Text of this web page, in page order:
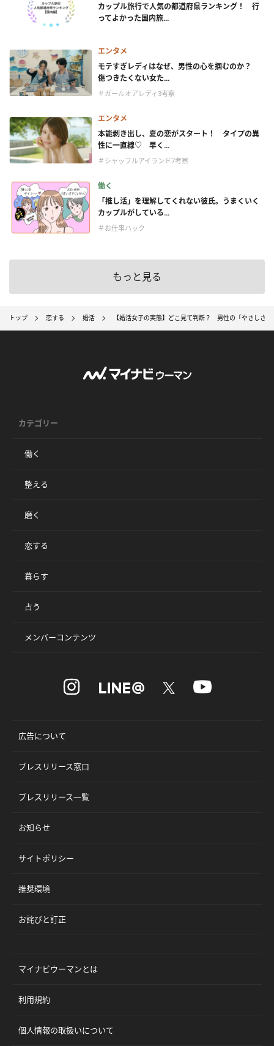
カップル旅行で人気の都道府県ランキング！ 行
ってよかった国内旅...
エンタメ
モテすぎレディはなぜ、男性の心を掴むのか？
傷つきたくない女た...
＃ガールオアレディ3考察
エンタメ
本能剥き出し、夏の恋がスタート！ タイプの異
性に一直線♡ 早く...
＃シャッフルアイランド7考察
働く
「推し活」を理解してくれない彼氏。うまくいく
カップルがしている...
＃お仕事ハック
もっと見る
トップ 恋する 婚活 【婚活女子の実態】どこ見て判断？ 男性の「やさしさ
カテゴリー
働く
整える
磨く
恋する
暮らす
占う
メンバーコンテンツ
広告について
プレスリリース窓口
プレスリリース一覧
お知らせ
サイトポリシー
推奨環境
お詫びと訂正
マイナビウーマンとは
利用規約
個人情報の取扱いについて